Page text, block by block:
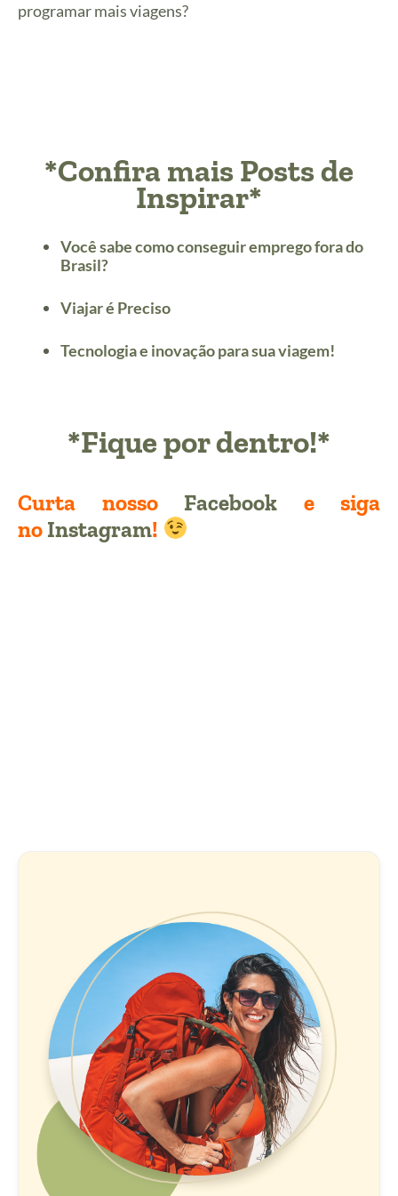
programar mais viagens?
*Confira mais Posts de
Inspirar*
Você sabe como conseguir emprego fora do
Brasil?
Viajar é Preciso
Tecnologia e inovação para sua viagem!
*Fique por dentro!*
Curta nosso Facebook e siga
no Instagram!